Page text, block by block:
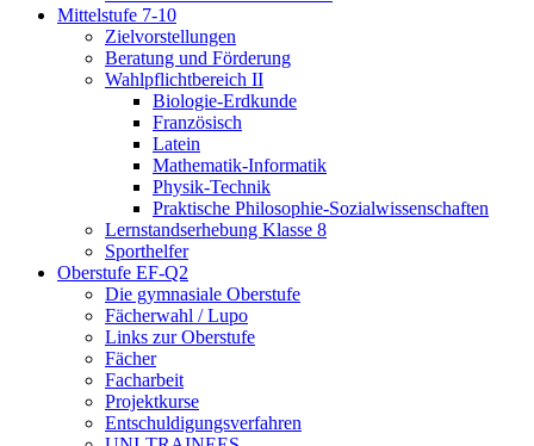
Mittelstufe 7-10
Zielvorstellungen
Beratung und Förderung
Wahlpflichtbereich II
Biologie-Erdkunde
Französisch
Latein
Mathematik-Informatik
Physik-Technik
Praktische Philosophie-Sozialwissenschaften
Lernstandserhebung Klasse 8
Sporthelfer
Oberstufe EF-Q2
Die gymnasiale Oberstufe
Fächerwahl / Lupo
Links zur Oberstufe
Fächer
Facharbeit
Projektkurse
Entschuldigungsverfahren